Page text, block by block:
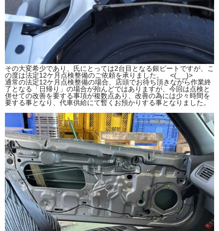
その大変希少であり、氏にとっては2台目となる銀ビートですが、こ
の度は法定12ケ月点検整備のご依頼を承りました。 <(_ _)>
通常の法定12ケ月点検整備の場合、店頭でお待ち頂きながら作業終
了となる「日帰り」の場合が殆んどではありますが、今回は点検と
併せての改善を要する事項が複数点あり、改善の為には少々時間を
要する事となり、代車供給にて暫くお預かりする事となりました。